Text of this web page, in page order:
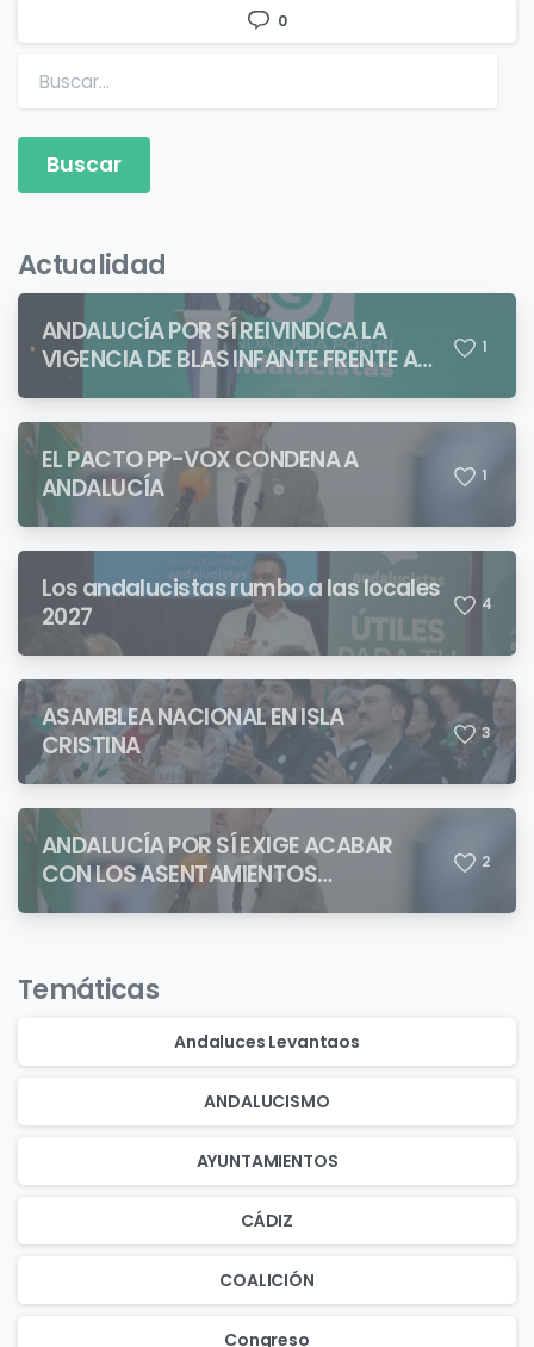
0
Buscar:
Actualidad
ANDALUCÍA POR SÍ REIVINDICA LA
VIGENCIA DE BLAS INFANTE FRENTE A
QUIENES PRETENDEN NEGAR LA
IDENTIDAD ANDALUZA
1
EL PACTO PP-VOX CONDENA A
ANDALUCÍA
1
Los andalucistas rumbo a las locales
2027
4
ASAMBLEA NACIONAL EN ISLA
CRISTINA
3
ANDALUCÍA POR SÍ EXIGE ACABAR
CON LOS ASENTAMIENTOS
CHABOLISTAS
2
Temáticas
Andaluces Levantaos
ANDALUCISMO
AYUNTAMIENTOS
CÁDIZ
COALICIÓN
Congreso